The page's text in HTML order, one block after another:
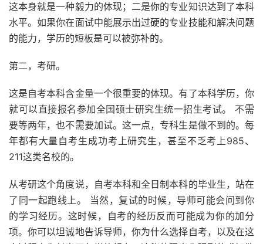
这本身就是一种毅力的体现；二是你的专业知识达到了本科
水平。如果你在面试中能展示出过硬的专业技能和解决问题
的能力，学历的短板是可以被弥补的。
第二，考研。
这是自考本科含金量一个很重要的体现。有了本科学历，你
就可以直接报名参加全国硕士研究生统一招生考试。 不需
要等两年，也不需要加试。这一点，专科生是做不到的。每
年都有大量自考生成功考上研究生，甚至不乏考上985、
211这类名校的。
从考研这个角度说，自考本科和全日制本科的毕业生，站在
了同一起跑线上。 当然，复试的时候，导师可能会问到你
的学习经历。这时候，自考的经历反而可能成为你的加分
项。你可以坦诚地告诉导师，你为什么选择自考，以及在这